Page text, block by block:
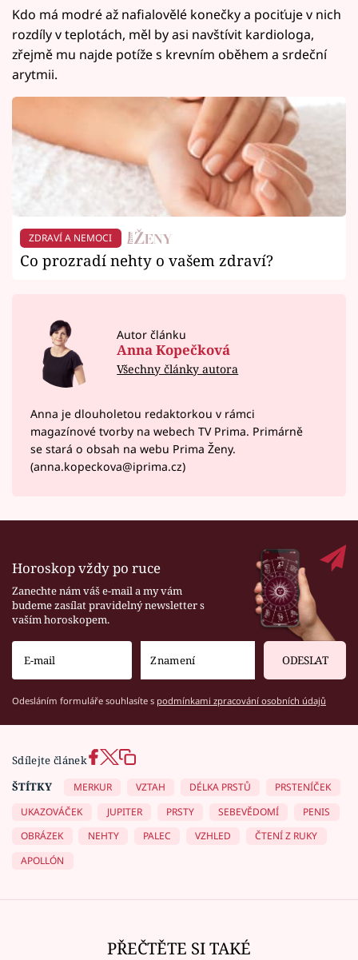
Kdo má modré až nafialovělé konečky a pociťuje v nich
rozdíly v teplotách, měl by asi navštívit kardiologa,
zřejmě mu najde potíže s krevním oběhem a srdeční
arytmii.
ZDRAVÍ A NEMOCI
Co prozradí nehty o vašem zdraví?
Autor článku
Anna Kopečková
Všechny články autora
Anna je dlouholetou redaktorkou v rámci
magazínové tvorby na webech TV Prima. Primárně
se stará o obsah na webu Prima Ženy.
(anna.kopeckova@iprima.cz)
Horoskop vždy po ruce
Zanechte nám váš e-mail a my vám
budeme zasílat pravidelný newsletter s
vaším horoskopem.
ODESLAT
Odesláním formuláře souhlasíte s podmínkami zpracování osobních údajů
Sdílejte článek
ŠTÍTKY
MERKUR VZTAH DÉLKA PRSTŮ
PRSTENÍČEK
UKAZOVÁČEK
JUPITER PRSTY SEBEVĚDOMÍ
PENIS
OBRÁZEK
NEHTY PALEC VZHLED
ČTENÍ Z RUKY
APOLLÓN
PŘEČTĚTE SI TAKÉ